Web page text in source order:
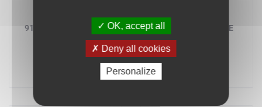
LEGO BRICKLINK
910044 - LE TRAIN DU
484,73 €
LEGO BRICKLINK
910046 - LE NAVIRE
304,97 €
OK, accept all
Deny all cookies
Personalize